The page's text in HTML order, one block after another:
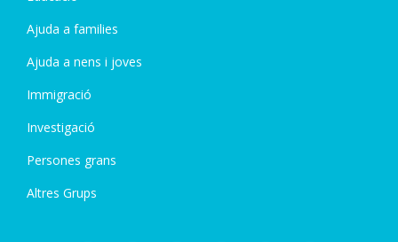
Ajuda a families
Ajuda a nens i joves
Immigració
Investigació
Persones grans
Altres Grups